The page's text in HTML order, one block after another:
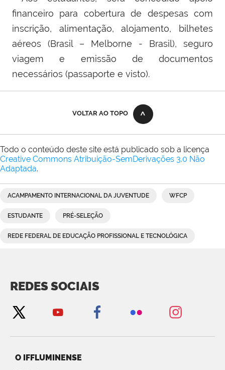
financeiro para cobertura de despesas com
inscrição, alimentação, alojamento, bilhetes
aéreos (Brasil – Melborne - Brasil), seguro
viagem e emissão de documentos
necessários (passaporte e visto).
VOLTAR AO TOPO
Todo o conteúdo deste site está publicado sob a licença
Creative Commons Atribuição-SemDerivações 3.0 Não
Adaptada.
ACAMPAMENTO INTERNACIONAL DA JUVENTUDE WFCP
ESTUDANTE PRÉ-SELEÇÃO
REDE FEDERAL DE EDUCAÇÃO PROFISSIONAL E TECNOLÓGICA
REDES SOCIAIS
O IFFLUMINENSE